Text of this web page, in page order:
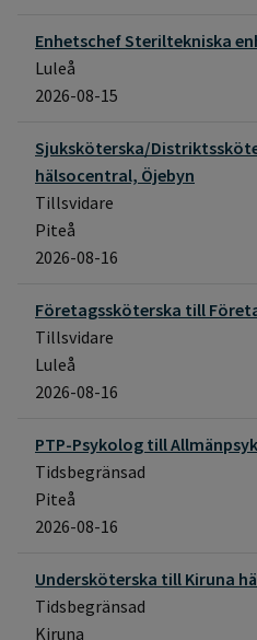
Enhetschef Steriltekniska
Luleå
2026-08-15
Sjuksköterska/
hälsocentral, Öjebyn
Piteå
Tillsvidare
2026-08-16
Företagssköterska till
Luleå
Tillsvidare
2026-08-16
PTP-Psykolog till
Piteå
Tidsbegränsad
2026-08-16
Undersköterska till Kiruna
Kiruna
Tidsbegränsad